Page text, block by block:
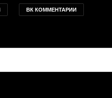
ВК КОММЕНТАРИИ